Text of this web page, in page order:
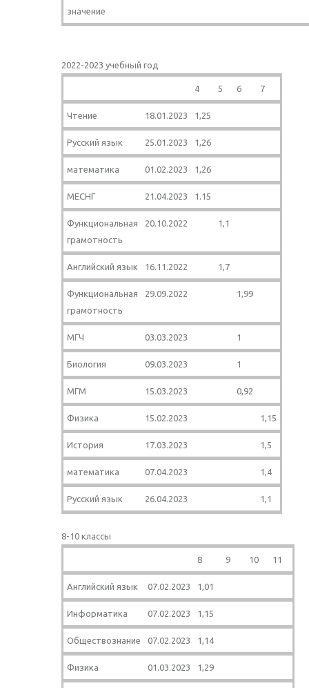
значение
2022-2023 учебный год
4 5 6 7
Чтение 18.01.2023 1,25
Русский язык 25.01.2023 1,26
математика 01.02.2023 1,26
МЕСНГ 21.04.2023 1.15
Функциональная
грамотность
20.10.2022 1,1
Английский язык 16.11.2022 1,7
Функциональная
грамотность
29.09.2022 1,99
МГЧ 03.03.2023 1
Биология 09.03.2023 1
МГМ 15.03.2023 0,92
Физика 15.02.2023 1,15
История 17.03.2023 1,5
математика 07.04.2023 1,4
Русский язык 26.04.2023 1,1
8-10 классы
8 9 10 11
Английский язык 07.02.2023 1,01
Информатика 07.02.2023 1,15
Обществознание 07.02.2023 1,14
Физика 01.03.2023 1,29